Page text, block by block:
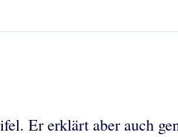
Er erklärt aber auch